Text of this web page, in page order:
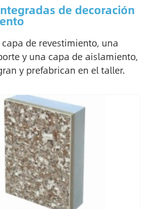
de decoración
de revestimiento, una
y una capa de aislamiento,
y prefabrican en el taller.